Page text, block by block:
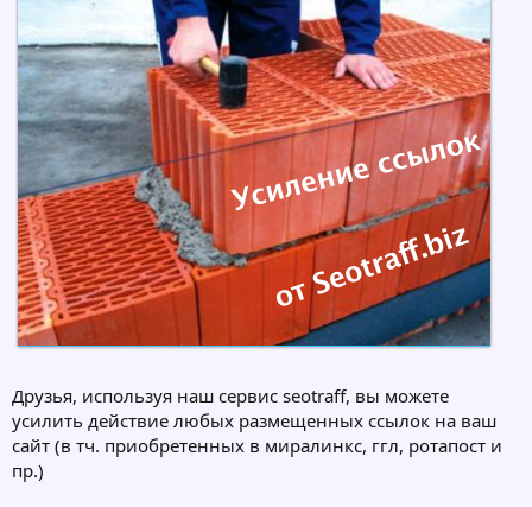
Друзья, используя наш сервис seotraff, вы можете
усилить действие любых размещенных ссылок на ваш
сайт (в тч. приобретенных в миралинкс, ггл, ротапост и
пр.)